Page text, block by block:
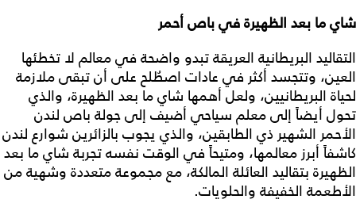
شاي ما بعد الظهيرة في باص أحمر
التقاليد البريطانية العريقة تبدو واضحة في معالم لا تخطئها
العين، وتتجسد أكثر في عادات اصطُلح على أن تبقى ملازمة
لحياة البريطانيين، ولعل أهمها شاي ما بعد الظهيرة، والذي
تحول أيضاً إلى معلم سياحي أضيف إلى جولة باص لندن
الأحمر الشهير ذي الطابقين، والذي يجوب بالزائرين شوارع لندن
كاشفاً أبرز معالمها، ومتيحاً في الوقت نفسه تجربة شاي ما بعد
الظهيرة بتقاليد العائلة المالكة، مع مجموعة متعددة وشهية من
الأطعمة الخفيفة والحلويات.